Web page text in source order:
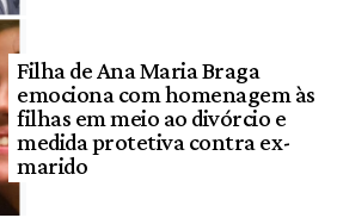
Filha de Ana Maria Braga
emociona com homenagem às
filhas em meio ao divórcio e
medida protetiva contra ex-
marido